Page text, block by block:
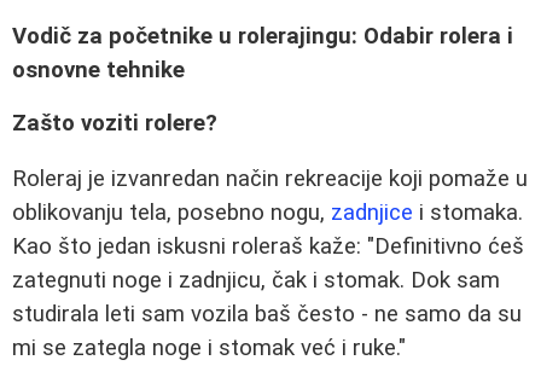
Vodič za početnike u rolerajingu: Odabir rolera i
osnovne tehnike
Zašto voziti rolere?
Roleraj je izvanredan način rekreacije koji pomaže u
oblikovanju tela, posebno nogu, zadnjice i stomaka.
Kao što jedan iskusni roleraš kaže: "Definitivno ćeš
zategnuti noge i zadnjicu, čak i stomak. Dok sam
studirala leti sam vozila baš često - ne samo da su
mi se zategla noge i stomak već i ruke."